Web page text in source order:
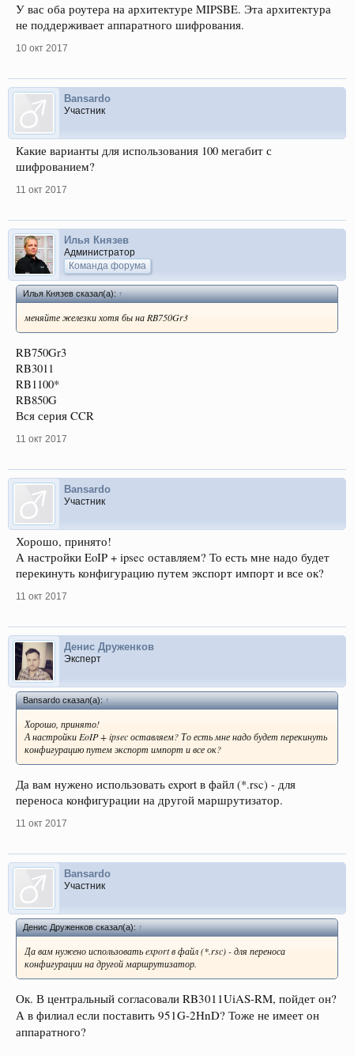
У вас оба роутера на архитектуре MIPSBE. Эта архитектура
не поддерживает аппаратного шифрования.
10 окт 2017
Bansardo
Участник
Какие варианты для использования 100 мегабит с
шифрованием?
11 окт 2017
Илья Князев
Администратор
Команда форума
Илья Князев сказал(а):↑
меняйте железки хотя бы на RB750Gr3
RB750Gr3
RB3011
RB1100*
RB850G
Вся серия CCR
11 окт 2017
Bansardo
Участник
Хорошо, принято!
А настройки EoIP + ipsec оставляем? То есть мне надо будет
перекинуть конфигурацию путем экспорт импорт и все ок?
11 окт 2017
Денис Друженков
Эксперт
Bansardo сказал(а):↑
Хорошо, принято!
А настройки EoIP + ipsec оставляем? То есть мне надо будет перекинуть
конфигурацию путем экспорт импорт и все ок?
Да вам нужено использовать export в файл (*.rsc) - для
переноса конфигурации на другой маршрутизатор.
11 окт 2017
Bansardo
Участник
Денис Друженков сказал(а):↑
Да вам нужено использовать export в файл (*.rsc) - для переноса
конфигурации на другой маршрутизатор.
Ок. В центральный согласовали RB3011UiAS-RM, пойдет он?
А в филиал если поставить 951G-2HnD? Тоже не имеет он
аппаратного?